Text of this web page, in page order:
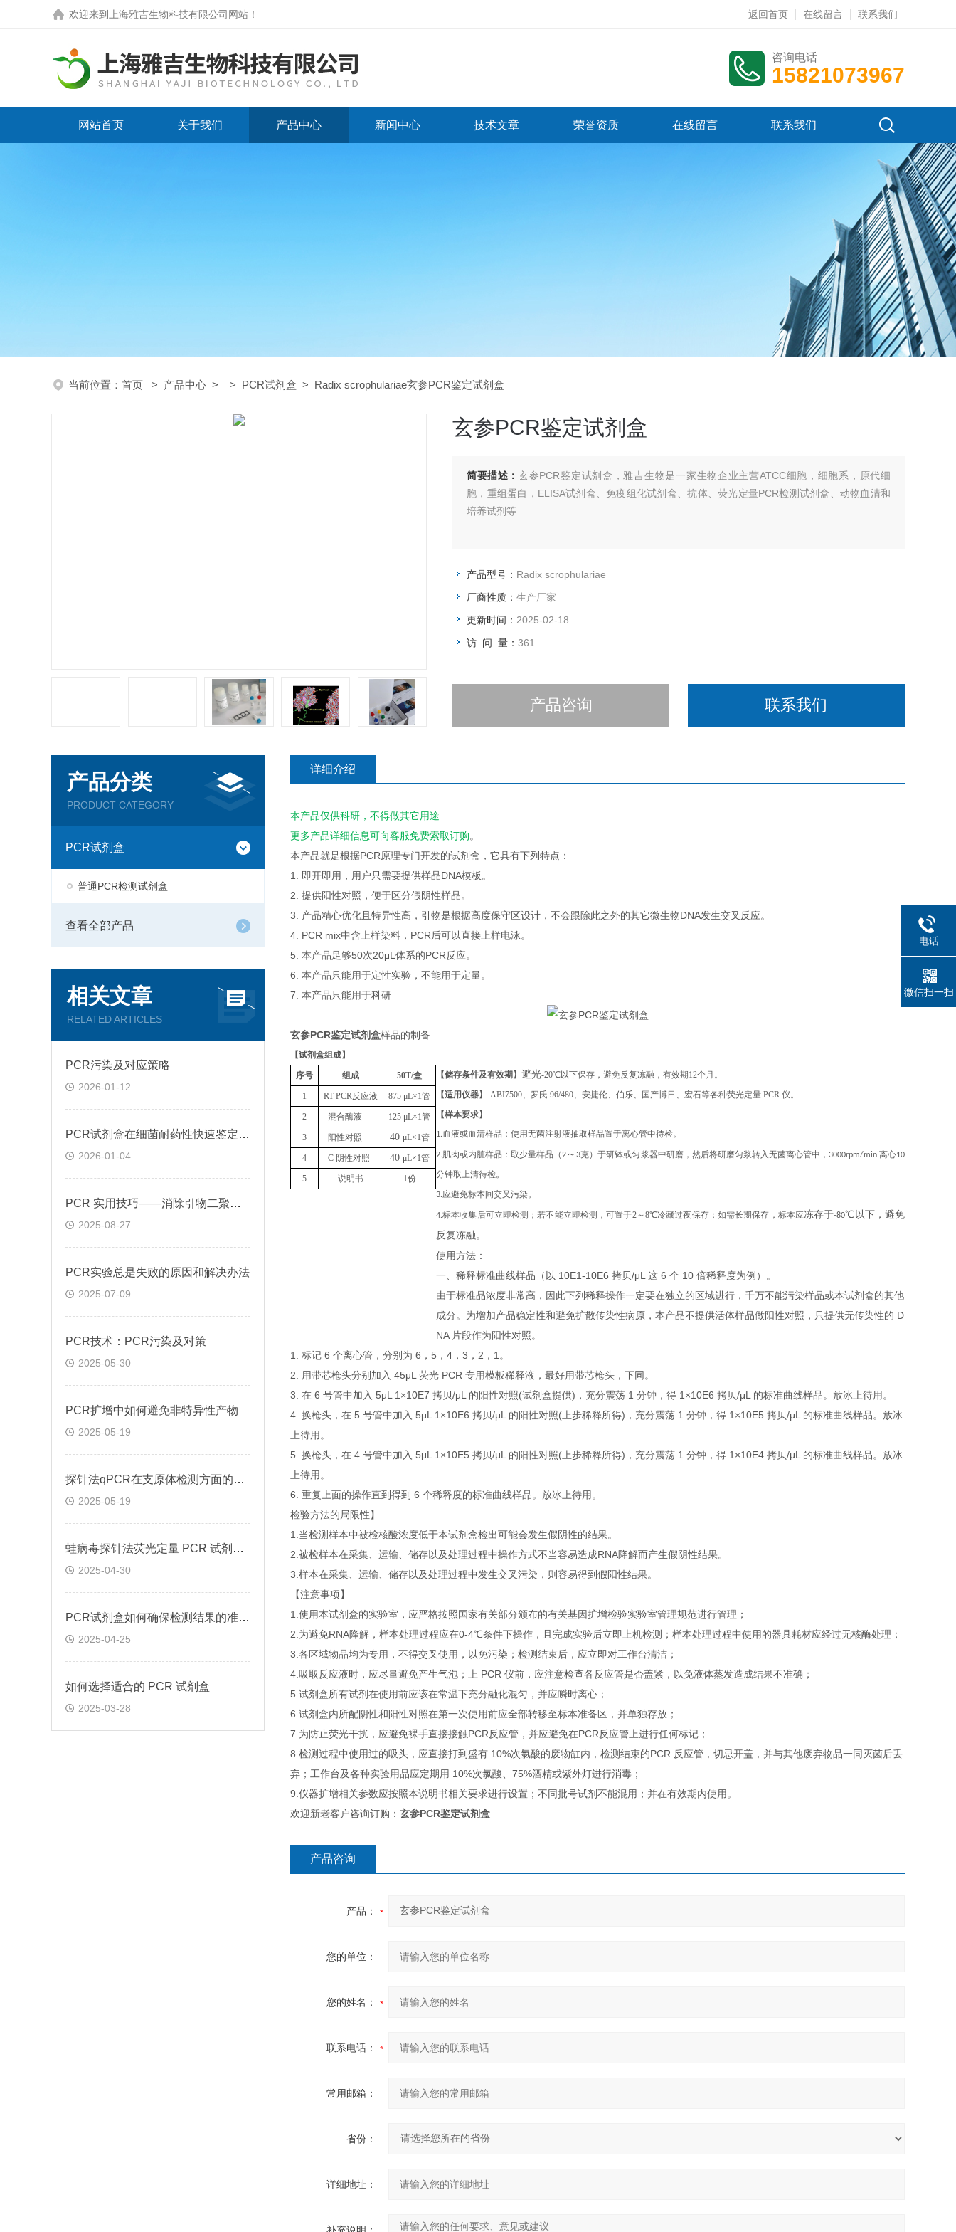
欢迎来到 上海雅吉生物科技有限公司网站 ！ 返回首页 在线留言 联系我们
咨询电话
15821073967
网站首页 关于我们 产品中心 新闻中心 技术文章 荣誉资质 在线留言 联系我们
当前位置： 首页 > 产品中心 > > PCR试剂盒 > Radix scrophulariae玄参PCR鉴定试剂盒
玄参PCR鉴定试剂盒
简要描述： 玄参PCR鉴定试剂盒，雅吉生物是一家生物企业主营ATCC细胞，细胞系，原代细
胞，重组蛋白，ELISA试剂盒、免疫组化试剂盒、抗体、荧光定量PCR检测试剂盒、动物血清和
培养试剂等
产品型号： Radix scrophulariae
厂商性质： 生产厂家
更新时间： 2025-02-18
访 问 量： 361
产品咨询 联系我们
产品分类
PRODUCT CATEGORY
PCR试剂盒
普通PCR检测试剂盒
查看全部产品
相关文章
RELATED ARTICLES
PCR污染及对应策略
2026-01-12
PCR试剂盒在细菌耐药性快速鉴定中的关键作用
2026-01-04
PCR 实用技巧——消除引物二聚体的方法
2025-08-27
PCR实验总是失败的原因和解决办法
2025-07-09
PCR技术：PCR污染及对策
2025-05-30
PCR扩增中如何避免非特异性产物
2025-05-19
探针法qPCR在支原体检测方面的应用
2025-05-19
蛙病毒探针法荧光定量 PCR 试剂盒定量定性检测
2025-04-30
PCR试剂盒如何确保检测结果的准确性和可靠性
2025-04-25
如何选择适合的 PCR 试剂盒
2025-03-28
详细介绍
本产品仅供科研，不得做其它用途
更多产品详细信息可向客服免费索取订购。
本产品就是根据PCR原理专门开发的试剂盒，它具有下列特点：
1. 即开即用，用户只需要提供样品DNA模板。
2. 提供阳性对照，便于区分假阴性样品。
3. 产品精心优化且特异性高，引物是根据高度保守区设计，不会跟除此之外的其它微生物DNA发生交叉反应。
4. PCR mix中含上样染料，PCR后可以直接上样电泳。
5. 本产品足够50次20μL体系的PCR反应。
6. 本产品只能用于定性实验，不能用于定量。
7. 本产品只能用于科研
玄参PCR鉴定试剂盒样品的制备
【试剂盒组成】
序号 组成 50T/盒
1 RT-PCR反应液 875 μL×1管
2 混合酶液 125 μL×1管
3 阳性对照 40 μL×1管
4 C 阴性对照 40 μL×1管
5 说明书 1份
【储存条件及有效期】 避光-20℃以下保存，避免反复冻融，有效期12个月。
【适用仪器】
ABI7500、罗氏 96/480、安捷伦、伯乐、国产博日、宏石等各种荧光定量 PCR 仪。
【样本要求】
1.血液或血清样品：使用无菌注射液抽取样品置于离心管中待检。
2.肌肉或内脏样品：取少量样品（2 ～3克）于研钵或匀浆器中研磨，然后将研磨匀浆转入无菌离心管中，3000rpm/min 离心10
分钟取上清待检。
3.应避免标本间交叉污染。
4.标本收集后可立即检测；若不能立即检测，可置于2～8℃冷藏过夜保存；如需长期保存，标本应冻存于-80℃ 以下，避免
反复冻融。
使用方法：
一、稀释标准曲线样品（以 10E1-10E6 拷贝/μL 这 6 个 10 倍稀释度为例）。
由于标准品浓度非常高，因此下列稀释操作一定要在独立的区域进行，千万不能污染样品或本试剂盒的其他
成分。为增加产品稳定性和避免扩散传染性病原，本产品不提供活体样品做阳性对照，只提供无传染性的 D
NA 片段作为阳性对照。
1. 标记 6 个离心管，分别为 6，5，4，3，2，1。
2. 用带芯枪头分别加入 45μL 荧光 PCR 专用模板稀释液，最好用带芯枪头，下同。
3. 在 6 号管中加入 5μL 1×10E7 拷贝/μL 的阳性对照(试剂盒提供)，充分震荡 1 分钟，得 1×10E6 拷贝/μL 的标准曲线样品。放冰上待用。
4. 换枪头，在 5 号管中加入 5μL 1×10E6 拷贝/μL 的阳性对照(上步稀释所得)，充分震荡 1 分钟，得 1×10E5 拷贝/μL 的标准曲线样品。放冰
上待用。
5. 换枪头，在 4 号管中加入 5μL 1×10E5 拷贝/μL 的阳性对照(上步稀释所得)，充分震荡 1 分钟，得 1×10E4 拷贝/μL 的标准曲线样品。放冰
上待用。
6. 重复上面的操作直到得到 6 个稀释度的标准曲线样品。放冰上待用。
检验方法的局限性】
1.当检测样本中被检核酸浓度低于本试剂盒检出可能会发生假阴性的结果。
2.被检样本在采集、运输、储存以及处理过程中操作方式不当容易造成RNA降解而产生假阴性结果。
3.样本在采集、运输、储存以及处理过程中发生交叉污染，则容易得到假阳性结果。
【注意事项】
1.使用本试剂盒的实验室，应严格按照国家有关部分颁布的有关基因扩增检验实验室管理规范进行管理；
2.为避免RNA降解，样本处理过程应在0-4℃条件下操作，且完成实验后立即上机检测；样本处理过程中使用的器具耗材应经过无核酶处理；
3.各区域物品均为专用，不得交叉使用，以免污染；检测结束后，应立即对工作台清洁；
4.吸取反应液时，应尽量避免产生气泡；上 PCR 仪前，应注意检查各反应管是否盖紧，以免液体蒸发造成结果不准确；
5.试剂盒所有试剂在使用前应该在常温下充分融化混匀，并应瞬时离心；
6.试剂盒内所配阴性和阳性对照在第一次使用前应全部转移至标本准备区，并单独存放；
7.为防止荧光干扰，应避免裸手直接接触PCR反应管，并应避免在PCR反应管上进行任何标记；
8.检测过程中使用过的吸头，应直接打到盛有 10%次氯酸的废物缸内，检测结束的PCR 反应管，切忌开盖，并与其他废弃物品一同灭菌后丢
弃；工作台及各种实验用品应定期用 10%次氯酸、75%酒精或紫外灯进行消毒；
9.仪器扩增相关参数应按照本说明书相关要求进行设置；不同批号试剂不能混用；并在有效期内使用。
欢迎新老客户咨询订购： 玄参PCR鉴定试剂盒
产品咨询
产品：
您的单位：
您的姓名：
联系电话：
常用邮箱：
省份：
详细地址：
电话
微信扫一扫